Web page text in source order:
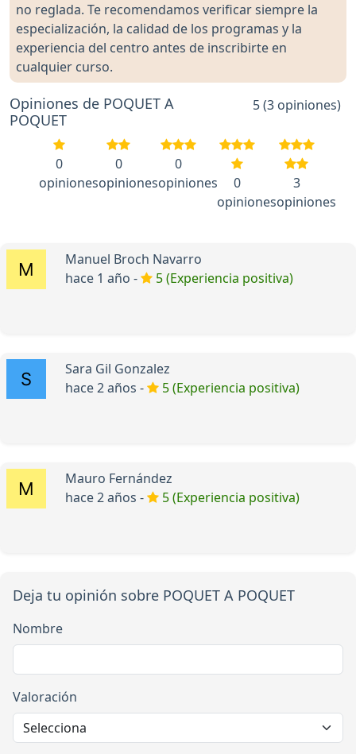
no reglada. Te recomendamos verificar siempre la
especialización, la calidad de los programas y la
experiencia del centro antes de inscribirte en
cualquier curso.
Opiniones de POQUET A
POQUET
5 (3 opiniones)
0
opiniones
0
opiniones
0
opiniones
0
opiniones
3
opiniones
Manuel Broch Navarro
hace 1 año -
5 (Experiencia positiva)
Sara Gil Gonzalez
hace 2 años -
5 (Experiencia positiva)
Mauro Fernández
hace 2 años -
5 (Experiencia positiva)
Deja tu opinión sobre POQUET A POQUET
Nombre
Valoración